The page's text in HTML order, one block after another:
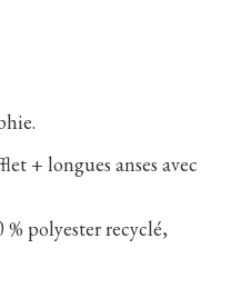
2.3.3
+ longues anses avec
polyester recyclé,